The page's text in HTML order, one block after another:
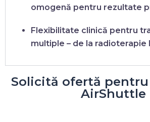
omogenă pentru rezultate
Flexibilitate clinică pentru
multiple – de la radioterapie
Solicită ofertă
AirShuttle